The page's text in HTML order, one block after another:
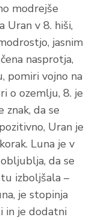
modrejše
Uran v 8. hiši,
jasnim
nasprotja,
pomiri vojno na
o ozemlju, 8. je
znak, da se
Uran je
Luna je v
da se
izboljšala –
je stopinja
in je dodatni